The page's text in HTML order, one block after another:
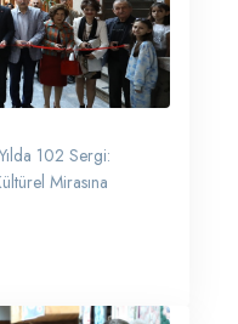
102 Sergi:
Mirasına